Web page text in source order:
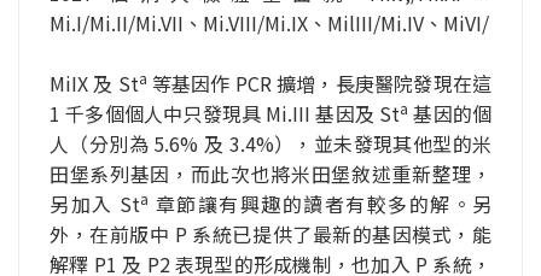
Mi.I/Mi.II/Mi.VII、Mi.VIII/Mi.IX、MilIII/Mi.IV、MiVI/
MiIX 及 Sta 等基因作 PCR 擴增，長庚醫院發現在這
1 千多個個人中只發現具 Mi.III 基因及 Sta 基因的個
人（分別為 5.6% 及 3.4%），並未發現其他型的米
田堡系列基因，而此次也將米田堡敘述重新整理，
另加入 Sta 章節讓有興趣的讀者有較多的解。另
外，在前版中 P 系統已提供了最新的基因模式，能
解釋 P1 及 P2 表現型的形成機制，也加入 P 系統，